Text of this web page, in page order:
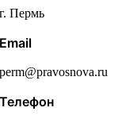
г. Пермь
Email
perm@pravosnova.ru
Телефон